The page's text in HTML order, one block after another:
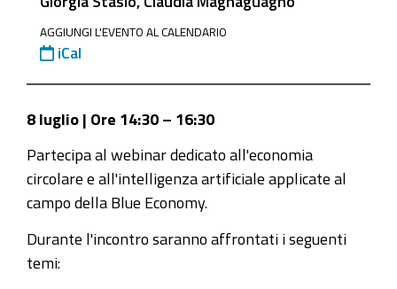
luglio-
2026-
webinar-
economia-
e-
intelligenza-
artificiale-
nella-
economy
AGGIUNGI L'EVENTO AL CALENDARIO
iCal
8 luglio | Ore 14:30 – 16:30
Partecipa al webinar dedicato all'economia
circolare e all'intelligenza artificiale applicate al
campo della Blue Economy.
Durante l'incontro saranno affrontati i seguenti
temi: